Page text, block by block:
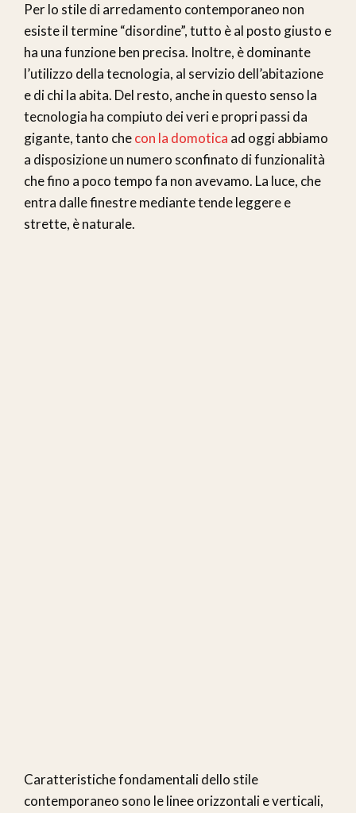
Per lo stile di arredamento contemporaneo non
esiste il termine “disordine”, tutto è al posto giusto e
ha una funzione ben precisa. Inoltre, è dominante
l’utilizzo della tecnologia, al servizio dell’abitazione
e di chi la abita. Del resto, anche in questo senso la
tecnologia ha compiuto dei veri e propri passi da
gigante, tanto checon la domotica ad oggi abbiamo
a disposizione un numero sconfinato di funzionalità
che fino a poco tempo fa non avevamo. La luce, che
entra dalle finestre mediante tende leggere e
strette, è naturale.
Caratteristiche fondamentali dello stile
contemporaneo sono le linee orizzontali e verticali,